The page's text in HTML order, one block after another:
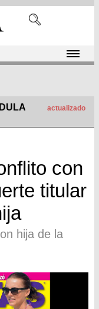
actualizado
con
titular
hija de la